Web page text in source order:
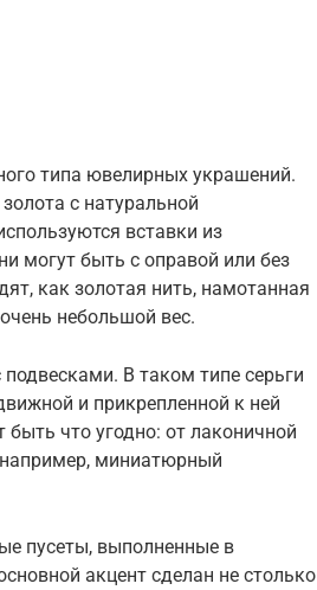
типа ювелирных украшений.
с натуральной
вставки из
могут быть с оправой или без
как золотая нить, намотанная
небольшой вес.
В таком типе серьги
и прикрепленной к ней
что угодно: от лаконичной
миниатюрный
пусеты, выполненные в
акцент сделан не столько